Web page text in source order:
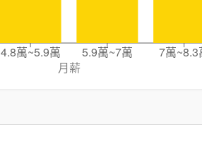
4.8萬~5.9萬 5.9萬~7萬
7萬~8.3
月薪